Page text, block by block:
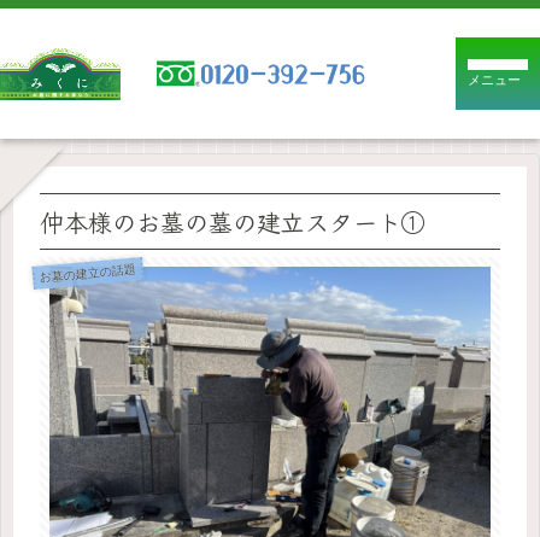
メニュー
仲本様のお墓の墓の建立スタート①
お墓の建立の話題